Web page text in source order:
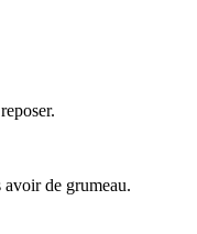
de grumeau.